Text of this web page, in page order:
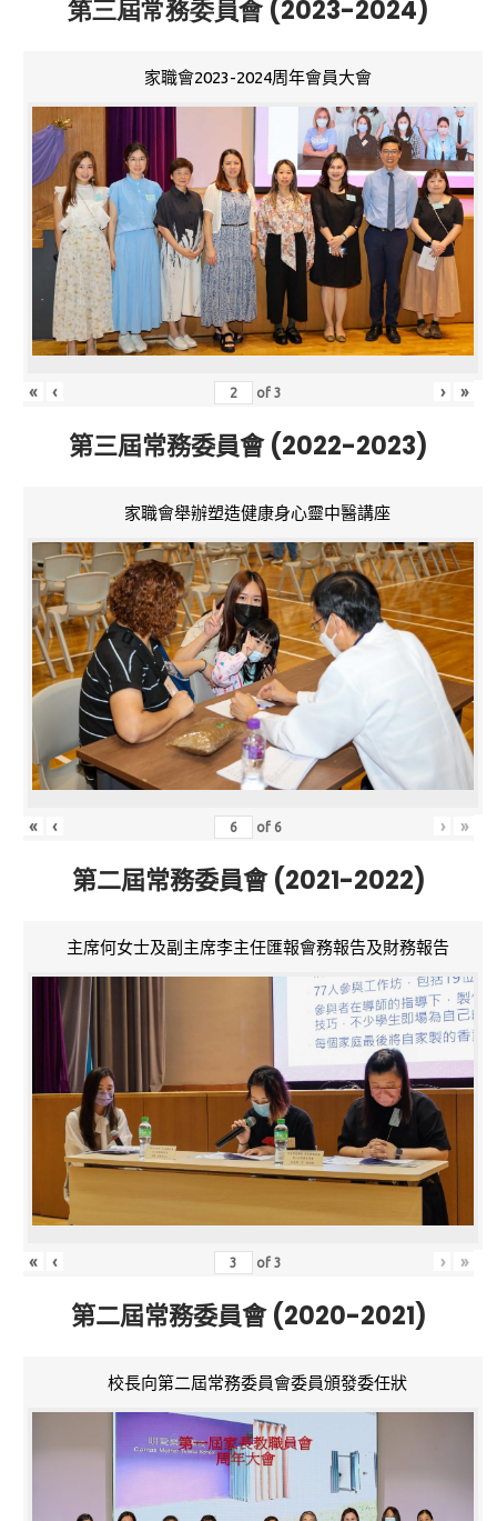
第三屆常務委員會 (2023-2024)
家職會2023-2024周年會員大會
« ‹ of3 › »
第三屆常務委員會 (2022-2023)
家職會舉辦塑造健康身心靈中醫講座
« ‹ of 6 › »
第二屆常務委員會 (2021-2022)
主席何女士及副主席李主任匯報會務報告及財務報告
« ‹ of3 › »
第二屆常務委員會 (2020-2021)
校長向第二屆常務委員會委員頒發委任狀